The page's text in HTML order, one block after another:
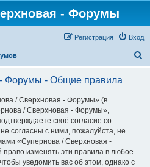
- Форумы
Вход
Регистрация
Форумы - Общие правила
/ Сверхновая - Форумы» (в
/ Сверхновая - Форумы»,
своё согласие со
согласны с ними, пожалуйста, не
«Супернова / Сверхновая -
изменять эти правила в любое
уведомить вас об этом, однако с